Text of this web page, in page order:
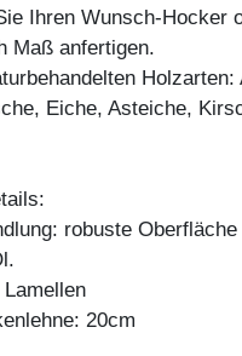
Ihren Wunsch-Hocker
Maß anfertigen.
Holzarten:
Eiche, Asteiche,
robuste
20cm